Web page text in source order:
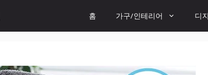
홈 가구/인테리어 디